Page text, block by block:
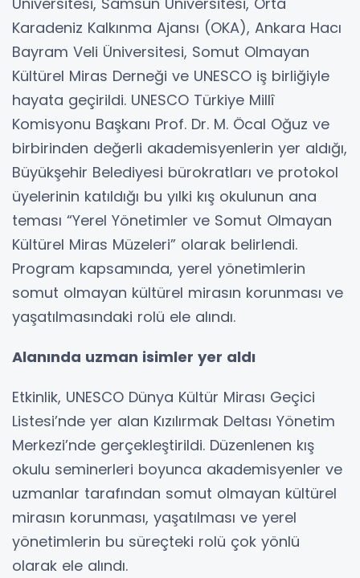
Karadeniz Kalkınma Ajansı (OKA), Ankara Hacı
Bayram Veli Üniversitesi, Somut Olmayan
Kültürel Miras Derneği ve UNESCO iş birliğiyle
hayata geçirildi. UNESCO Türkiye Millî
Komisyonu Başkanı Prof. Dr. M. Öcal Oğuz ve
birbirinden değerli akademisyenlerin yer aldığı,
Büyükşehir Belediyesi bürokratları ve protokol
üyelerinin katıldığı bu yılki kış okulunun ana
teması “Yerel Yönetimler ve Somut Olmayan
Kültürel Miras Müzeleri” olarak belirlendi.
Program kapsamında, yerel yönetimlerin
somut olmayan kültürel mirasın korunması ve
yaşatılmasındaki rolü ele alındı.
Alanında uzman isimler yer aldı
Etkinlik, UNESCO Dünya Kültür Mirası Geçici
Listesi’nde yer alan Kızılırmak Deltası Yönetim
Merkezi’nde gerçekleştirildi. Düzenlenen kış
okulu seminerleri boyunca akademisyenler ve
uzmanlar tarafından somut olmayan kültürel
mirasın korunması, yaşatılması ve yerel
yönetimlerin bu süreçteki rolü çok yönlü
olarak ele alındı.